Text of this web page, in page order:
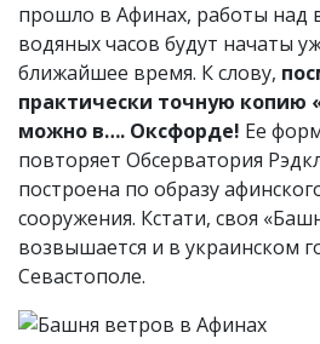
прошло в Афинах, работы над
водяных часов будут начаты
ближайшее время. К слову,
практически точную копию
можно в…. Оксфорде! Ее
повторяет Обсерватория
построена по образу
сооружения. Кстати, своя
возвышается и в украинском
Севастополе.